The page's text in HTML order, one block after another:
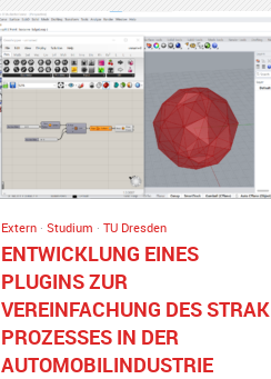
Extern· Studium · TU Dresden
ENTWICKLUNG EINES
PLUGINS ZUR
VEREINFACHUNG DES STRAK
PROZESSES IN DER
AUTOMOBILINDUSTRIE